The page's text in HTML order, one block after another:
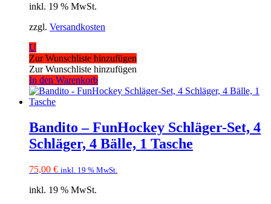
inkl. 19 % MwSt.
zzgl. Versandkosten
U
Zur Wunschliste hinzufügen
Zur Wunschliste hinzufügen
In den Warenkorb
Bandito – FunHockey Schläger-Set, 4
Schläger, 4 Bälle, 1 Tasche
75,00 € inkl. 19 % MwSt.
inkl. 19 % MwSt.